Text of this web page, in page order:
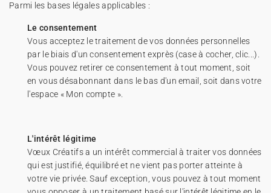
Parmi les bases légales applicables :
Le consentement
Vous acceptez le traitement de vos données personnelles
par le biais d'un consentement exprès (case à cocher, clic...).
Vous pouvez retirer ce consentement à tout moment, soit
en vous désabonnant dans le bas d'un email, soit dans votre
l'espace « Mon compte ».
L'intérêt légitime
Vœux Créatifs a un intérêt commercial à traiter vos données
qui est justifié, équilibré et ne vient pas porter atteinte à
votre vie privée. Sauf exception, vous pouvez à tout moment